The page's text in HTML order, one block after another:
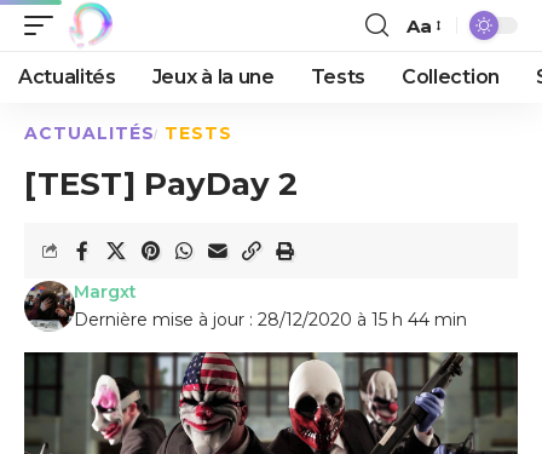
Aa
Actualités Jeux à la une Tests Collection
ACTUALITÉS TESTS
[TEST] PayDay 2
Dernière mise à jour : 28/12/2020 à 15 h 44 min
Margxt